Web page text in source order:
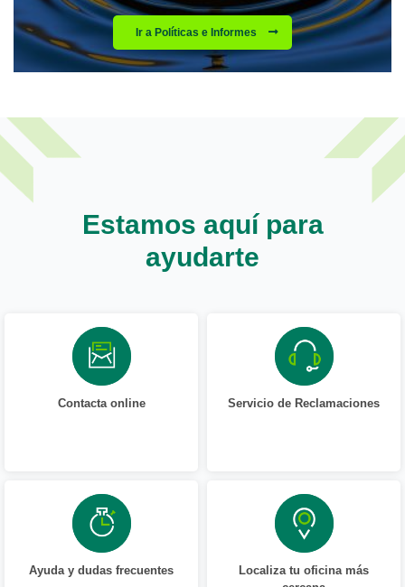
Ir a Políticas e Informes
Estamos aquí para
ayudarte
Contacta online Servicio de Reclamaciones
Ayuda y dudas frecuentes
Localiza tu oficina más